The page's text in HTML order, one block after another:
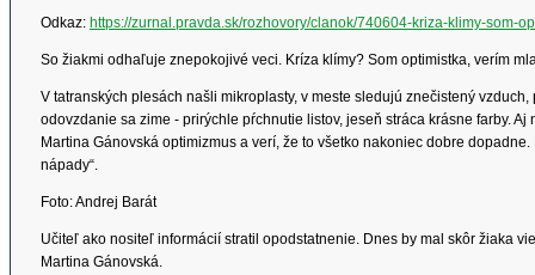
Odkaz: https://zurnal.pravda.sk/rozhovory/clanok/740604-kriza-klimy-som-
So žiakmi odhaľuje znepokojivé veci. Kríza klímy? Som optimistka, verím
V tatranských plesách našli mikroplasty, v meste sledujú znečistený
odovzdanie sa zime - prirýchle pŕchnutie listov, jeseň stráca krásne farby.
Martina Gánovská optimizmus a verí, že to všetko nakoniec dobre
nápady“.
Foto: Andrej Barát
Učiteľ ako nositeľ informácií stratil opodstatnenie. Dnes by mal skôr žiaka
Martina Gánovská.